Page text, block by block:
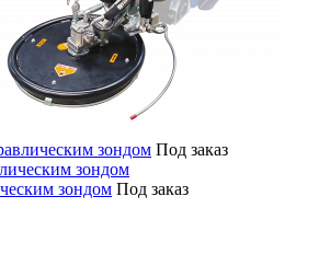
зондом Под заказ
зондом Под заказ